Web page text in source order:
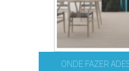
ONDE FAZER